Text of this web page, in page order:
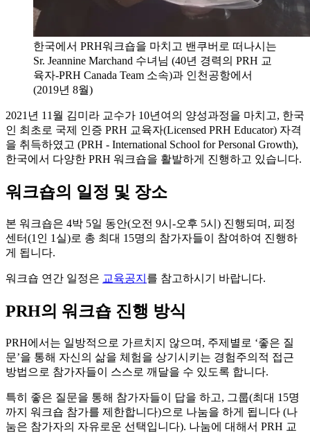
한국에서 PRH워크숍을 마치고 밴쿠버로 떠나시는
Sr. Jeannine Marchand 수녀님 (40년 경력의 PRH 교
육자-PRH Canada Team 소속)과 인천공항에서
(2019년 8월)
2021년 11월 김미라 교수가 10년여의 양성과정을 마치고, 한국
인 최초로 국제 인증 PRH 교육자(Licensed PRH Educator) 자격
을 취득하였고 (PRH - International School for Personal Growth),
한국에서 다양한 PRH 워크숍을 활발하게 진행하고 있습니다.
워크숍의 일정 및 장소
본 워크숍은 4박 5일 동안(오전 9시-오후 5시) 진행되며, 피정
센터(1인 1실)로 총 최대 15명의 참가자들이 참여하여 진행하
게 됩니다.
워크숍 연간 일정은 교육공지 를 참고하시기 바랍니다.
PRH의 워크숍 진행 방식
PRH에서는 일방적으로 가르치지 않으며, 주제별로 ‘좋은 질
문’을 통해 자신의 삶을 체험을 상기시키는 경험주의적 접근
방법으로 참가자들이 스스로 깨달을 수 있도록 합니다.
특히 좋은 질문을 통해 참가자들이 답을 하고, 그룹(최대 15명
까지 워크숍 참가를 제한합니다)으로 나눔을 하게 됩니다 (나
눔은 참가자의 자유로운 선택입니다). 나눔에 대해서 PRH 교